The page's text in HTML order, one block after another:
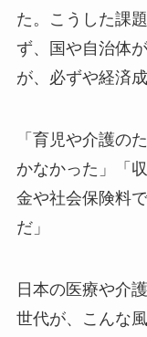
た。こうした課
ず、国や自治体
が、必ずや経済
「育児や介護の
かなかった」「
金や社会保険料
だ」
日本の医療や介
世代が、こんな